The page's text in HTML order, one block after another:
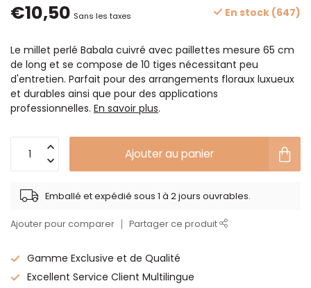
€10,50 Sans les taxes En stock (647)
Le millet perlé Babala cuivré avec paillettes mesure 65 cm
de long et se compose de 10 tiges nécessitant peu
d'entretien. Parfait pour des arrangements floraux luxueux
et durables ainsi que pour des applications
professionnelles. En savoir plus.
Ajouter au panier
Emballé et expédié sous 1 à 2 jours ouvrables.
Ajouter pour comparer Partager ce produit
Gamme Exclusive et de Qualité
Excellent Service Client Multilingue